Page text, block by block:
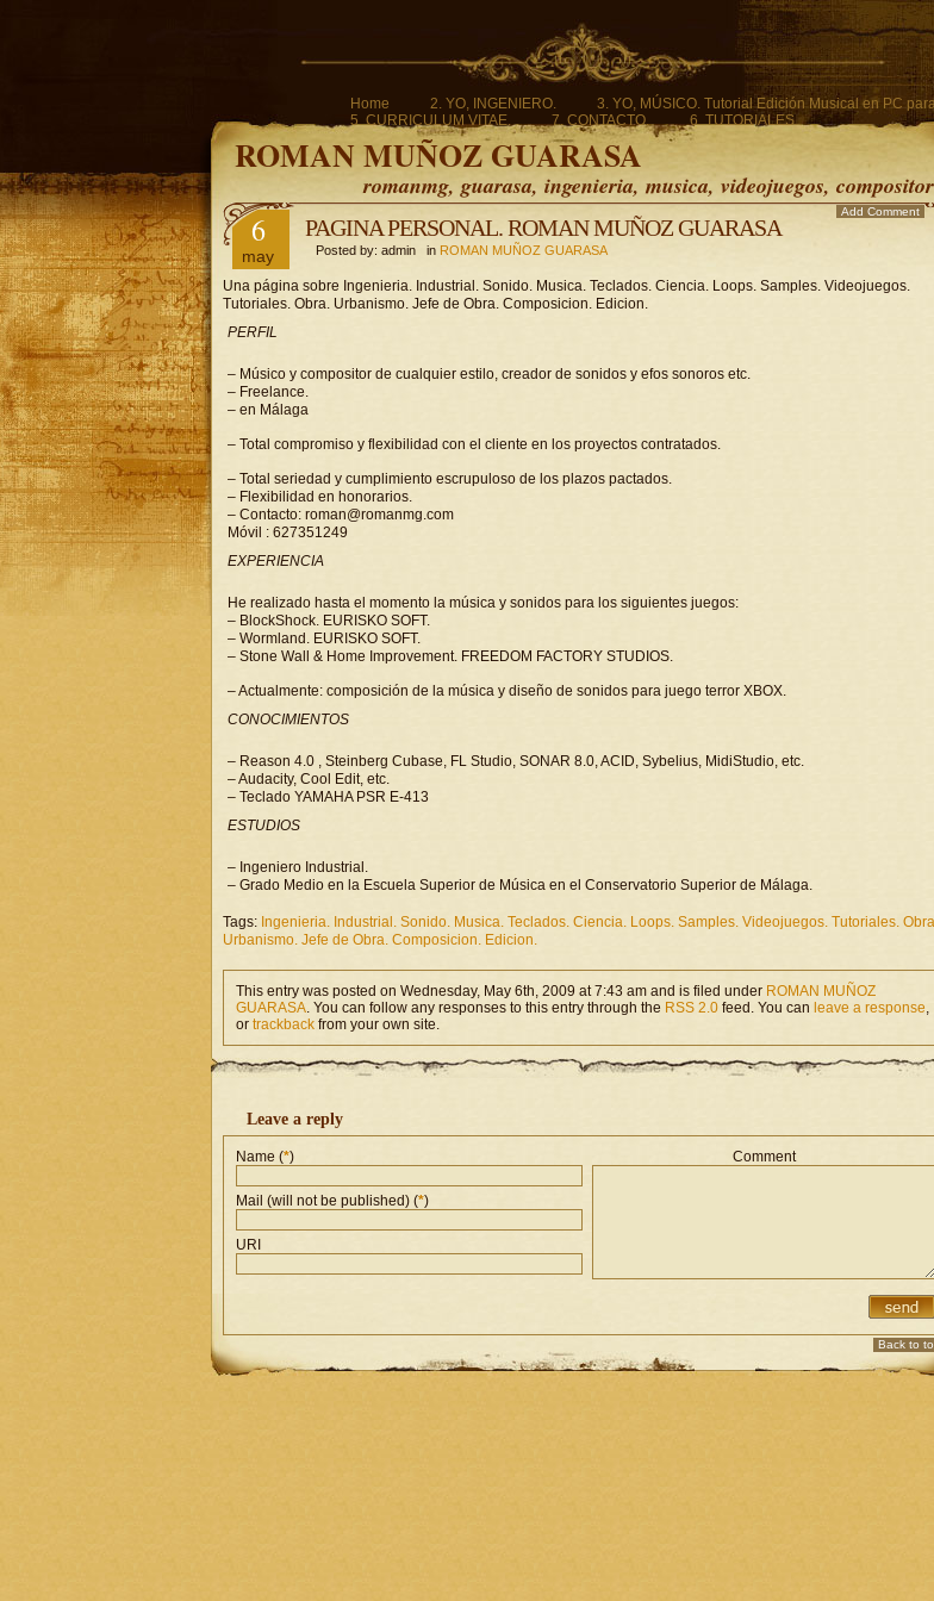
Home 2. YO, INGENIERO. 3. YO, MÚSICO. Tutorial Edición Musical en PC
5. CURRICULUM VITAE.
7. CONTACTO. 6. TUTORIALES.
ROMAN MUÑOZ GUARASA
romanmg, guarasa, ingenieria, musica, videojuegos, compositor
6
may
PAGINA PERSONAL. ROMAN MUÑOZ GUARASA
Posted by: admin in ROMAN MUÑOZ GUARASA
Add Comment
Una página sobre Ingenieria. Industrial. Sonido. Musica. Teclados. Ciencia. Loops. Samples. Videojuegos.
Tutoriales. Obra. Urbanismo. Jefe de Obra. Composicion. Edicion.
PERFIL
– Músico y compositor de cualquier estilo, creador de sonidos y efos sonoros etc.
– Freelance.
– en Málaga
– Total compromiso y flexibilidad con el cliente en los proyectos contratados.
– Total seriedad y cumplimiento escrupuloso de los plazos pactados.
– Flexibilidad en honorarios.
– Contacto: roman@romanmg.com
Móvil : 627351249
EXPERIENCIA
He realizado hasta el momento la música y sonidos para los siguientes juegos:
– BlockShock. EURISKO SOFT.
– Wormland. EURISKO SOFT.
– Stone Wall & Home Improvement. FREEDOM FACTORY STUDIOS.
– Actualmente: composición de la música y diseño de sonidos para juego terror XBOX.
CONOCIMIENTOS
– Reason 4.0 , Steinberg Cubase, FL Studio, SONAR 8.0, ACID, Sybelius, MidiStudio, etc.
– Audacity, Cool Edit, etc.
– Teclado YAMAHA PSR E-413
ESTUDIOS
– Ingeniero Industrial.
– Grado Medio en la Escuela Superior de Música en el Conservatorio Superior de Málaga.
Tags: Ingenieria. Industrial. Sonido. Musica. Teclados. Ciencia. Loops. Samples. Videojuegos. Tutoriales.
Urbanismo. Jefe de Obra. Composicion. Edicion.
This entry was posted on Wednesday, May 6th, 2009 at 7:43 am and is filed under ROMAN MUÑOZ
GUARASA. You can follow any responses to this entry through the RSS 2.0 feed. You can leave a response,
or trackback from your own site.
Leave a reply
Name (*)
Mail (will not be published) (*)
URI
Comment
Back to